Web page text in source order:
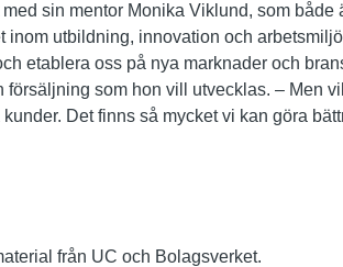
sin mentor Monika Viklund, som både
inom utbildning, innovation och
etablera oss på nya marknader och
som hon vill utvecklas. – Men
Det finns så mycket vi kan göra
från UC och Bolagsverket.